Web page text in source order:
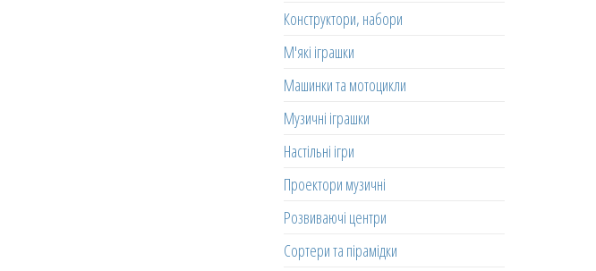
Конструктори, набори
М'які іграшки
Машинки та мотоцикли
Музичні іграшки
Настільні ігри
Проектори музичні
Розвиваючі центри
Сортери та пірамідки